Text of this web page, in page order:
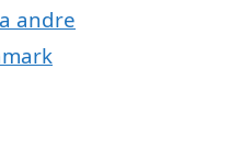
andre